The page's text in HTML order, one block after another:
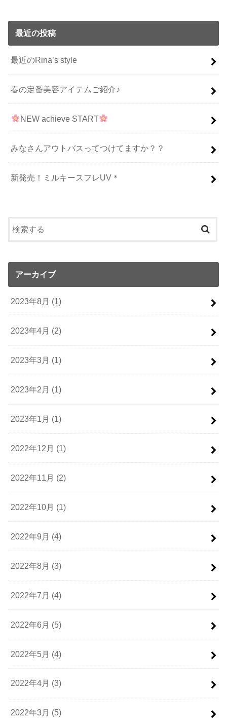
最近の投稿
最近のRina’s style
春の定番美容アイテムご紹介♪
NEW achieve START
みなさんアウトバスってつけてますか？？
新発売！ミルキースフレUV＊
アーカイブ
2023年8月 (1)
2023年4月 (2)
2023年3月 (1)
2023年2月 (1)
2023年1月 (1)
2022年12月 (1)
2022年11月 (2)
2022年10月 (1)
2022年9月 (4)
2022年8月 (3)
2022年7月 (4)
2022年6月 (5)
2022年5月 (4)
2022年4月 (3)
2022年3月 (5)